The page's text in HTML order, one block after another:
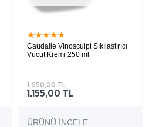
★★★★★
Caudalie Vinosculpt Sıkılaştırıcı
Vücut Kremi 250 ml
için, hassas ciltlerin kullanımına
uygun
1.155,00 TL
1.650,00 TL
ÜRÜNÜ İNCELE